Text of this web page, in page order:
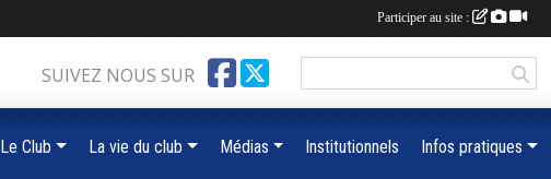
SUIVEZ NOUS SUR
Le Club La vie du club Médias Institutionnels Infos pratiques
Participer au site :